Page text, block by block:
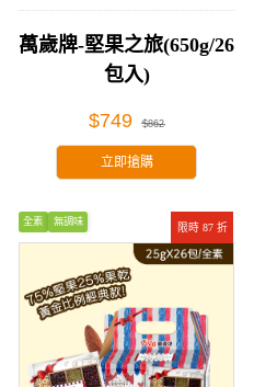
萬歲牌-堅果之旅(650g/26
包入)
$749 $862
立即搶購
限時 87 折
全素 無調味